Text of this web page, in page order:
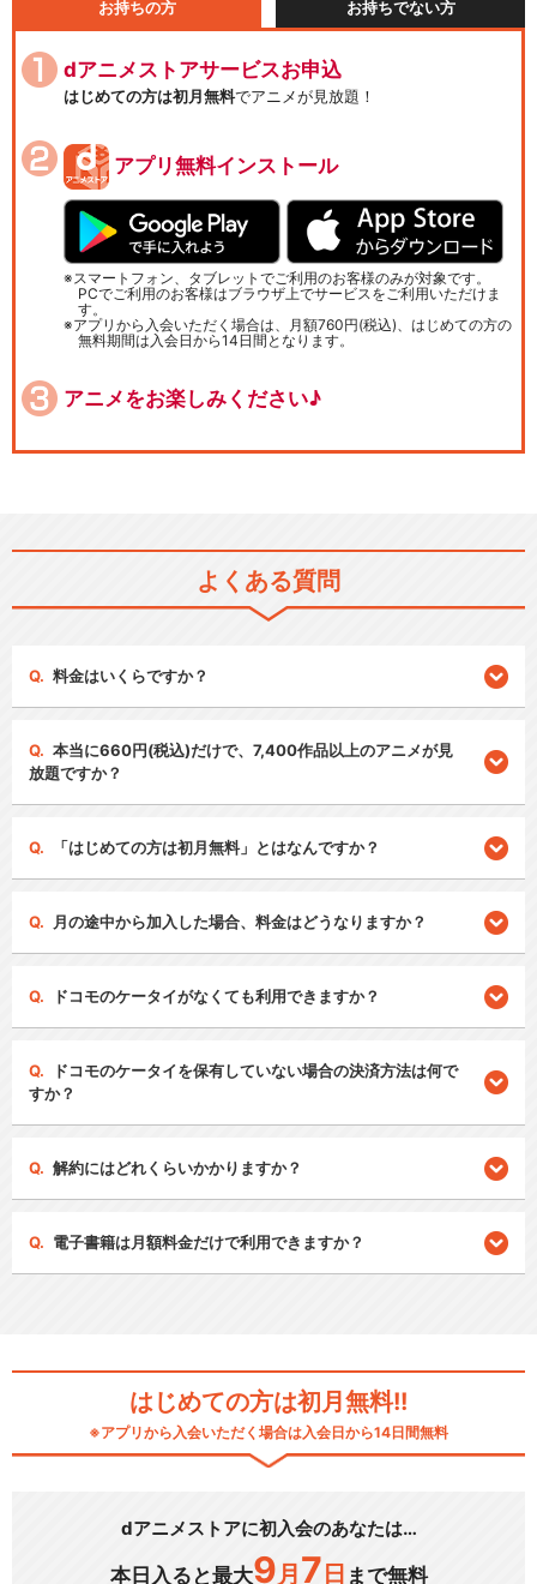
お持ちの方
お持ちでない方
dアニメストアサービスお申込
はじめての方は初月無料でアニメが見放題！
アプリ無料インストール
スマートフォン、タブレットでご利用のお客様のみが対象です。
PCでご利用のお客様はブラウザ上でサービスをご利用いただけま
す。
アプリから入会いただく場合は、月額760円(税込)、はじめての方の
無料期間は入会日から14日間となります。
アニメをお楽しみください♪
よくある質問
料金はいくらですか？
本当に660円(税込)だけで、7,400作品以上のアニメが見
放題ですか？
「はじめての方は初月無料」とはなんですか？
月の途中から加入した場合、料金はどうなりますか？
ドコモのケータイがなくても利用できますか？
ドコモのケータイを保有していない場合の決済方法は何で
すか？
解約にはどれくらいかかりますか？
電子書籍は月額料金だけで利用できますか？
はじめての方は初月無料!!
※アプリから入会いただく場合は入会日から14日間無料
dアニメストアに初入会のあなたは…
本日入ると最大9 月 7 日 まで無料